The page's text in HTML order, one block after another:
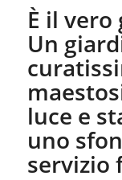
È il
Un
luce e
uno
servizio